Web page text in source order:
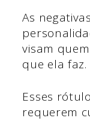
As
visam
que ela faz.
Esses
requerem